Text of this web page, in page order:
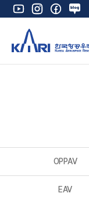
유
튜
인
스
타
그
램
페
이
북
네
이
블
로
K
OPPAV
EAV